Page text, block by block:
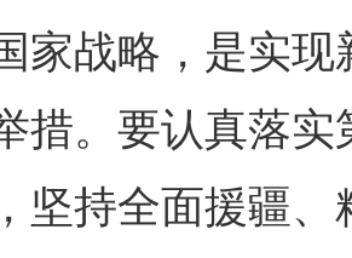
家战略，是实
措。要认真落
坚持全面援疆